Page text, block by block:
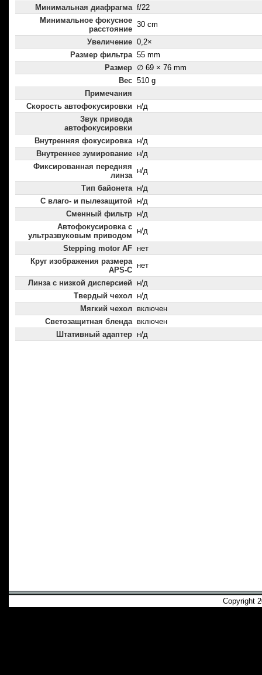
Минимальная диафрагма f/22
Минимальное фокусное
расстояние
30 cm
Увеличение 0,2×
Размер фильтра 55 mm
Размер ∅ 69 × 76 mm
Вес 510 g
Примечания
Скорость автофокусировки н/д
Звук привода
автофокусировки
Внутренняя фокусировка н/д
Внутреннее зумирование н/д
Фиксированная передняя
линза
н/д
Тип байонета н/д
С влаго- и пылезащитой н/д
Сменный фильтр н/д
Автофокусировка с
ультразвуковым приводом
н/д
Stepping motor AF нет
Круг изображения размера
APS-C
нет
Линза с низкой дисперсией
н/д
Твердый чехол н/д
Мягкий чехол включен
Светозащитная бленда включен
Штативный адаптер н/д
Copyright